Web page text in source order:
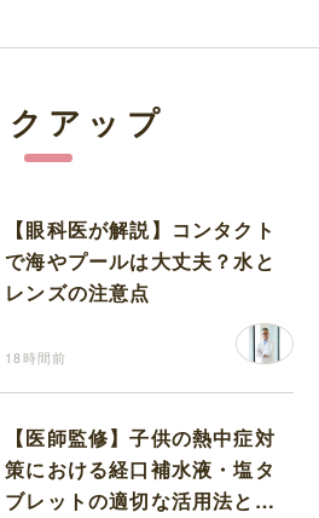
クアップ
【眼科医が解説】コンタクト
で海やプールは大丈夫？水と
レンズの注意点
18時間前
【医師監修】子供の熱中症対
策における経口補水液・塩タ
ブレットの適切な活用法と水